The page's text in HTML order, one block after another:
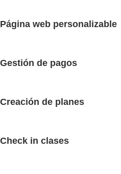
Página web personalizable
Gestión de pagos
Creación de planes
Check in clases